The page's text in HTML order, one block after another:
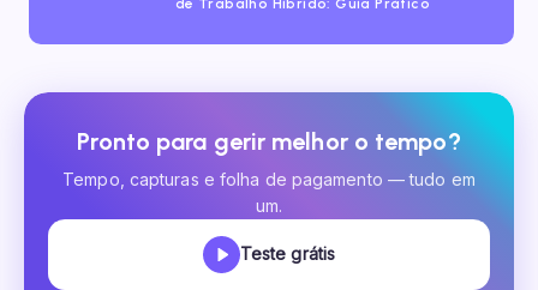
Pronto para gerir melhor o tempo?
Tempo, capturas e folha de pagamento — tudo em
um.
Teste grátis